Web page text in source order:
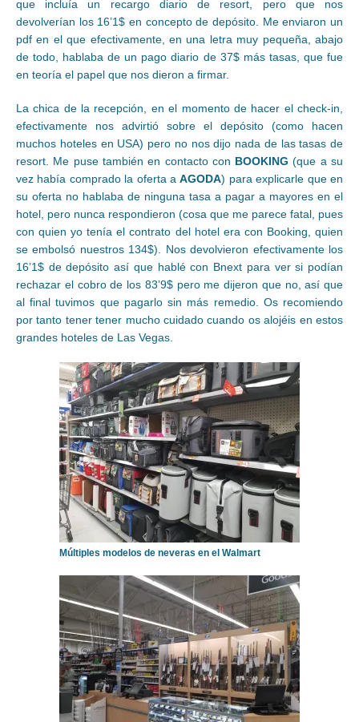
que incluía un recargo diario de resort, pero que nos
devolverían los 16’1$ en concepto de depósito. Me enviaron un
pdf en el que efectivamente, en una letra muy pequeña, abajo
de todo, hablaba de un pago diario de 37$ más tasas, que fue
en teoría el papel que nos dieron a firmar.
La chica de la recepción, en el momento de hacer el check-in,
efectivamente nos advirtió sobre el depósito (como hacen
muchos hoteles en USA) pero no nos dijo nada de las tasas de
resort. Me puse también en contacto con BOOKING (que a su
vez había comprado la oferta aAGODA) para explicarle que en
su oferta no hablaba de ninguna tasa a pagar a mayores en el
hotel, pero nunca respondieron (cosa que me parece fatal, pues
con quien yo tenía el contrato del hotel era con Booking, quien
se embolsó nuestros 134$). Nos devolvieron efectivamente los
16’1$ de depósito así que hablé con Bnext para ver si podían
rechazar el cobro de los 83’9$ pero me dijeron que no, así que
al final tuvimos que pagarlo sin más remedio. Os recomiendo
por tanto tener tener mucho cuidado cuando os alojéis en estos
grandes hoteles de Las Vegas.
Múltiples modelos de neveras en el Walmart